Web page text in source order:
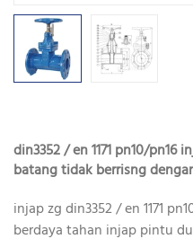
din3352 / en 1171 pn10/
batang tidak berrisng
injap zg din3352 / en 1171
berdaya tahan injap pintu